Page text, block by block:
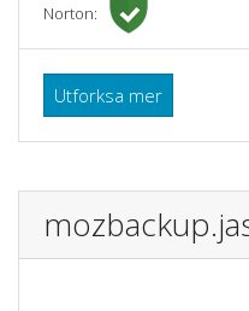
Norton:
Utforksa mer